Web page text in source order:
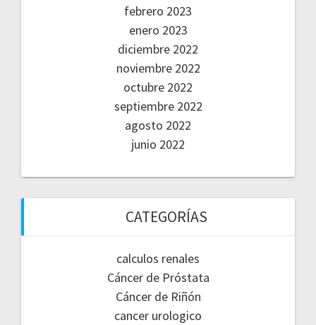
febrero 2023
enero 2023
diciembre 2022
noviembre 2022
octubre 2022
septiembre 2022
agosto 2022
junio 2022
CATEGORÍAS
calculos renales
Cáncer de Próstata
Cáncer de Riñón
cancer urologico